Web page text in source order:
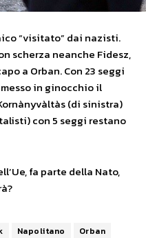
“visitato” dai nazisti.
scherza neanche Fidesz,
a Orban. Con 23 seggi
in ginocchio il
(di sinistra)
con 5 seggi restano
fa parte della Nato,
Napolitano
Orban